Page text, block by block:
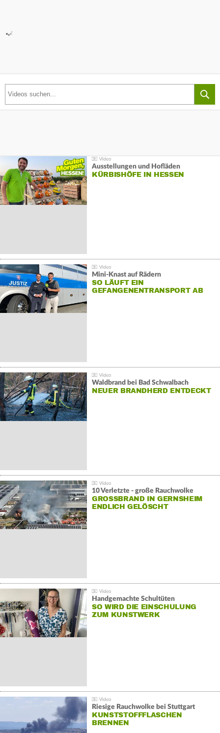
Ausstellungen und Hofläden
KÜRBISHÖFE IN HESSEN
Mini-Knast auf Rädern
SO LÄUFT EIN
GEFANGENENTRANSPORT AB
Waldbrand bei Bad Schwalbach
NEUER BRANDHERD ENTDECKT
10 Verletzte - große Rauchwolke
GROSSBRAND IN GERNSHEIM E
NDLICH GELÖSCHT
Handgemachte Schultüten
SO WIRD DIE EINSCHULUNG
ZUM KUNSTWERK
Riesige Rauchwolke bei Stuttgart
KUNSTSTOFFFLASCHEN
BRENNEN